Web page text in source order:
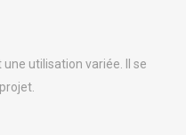
utilisation variée. Il se